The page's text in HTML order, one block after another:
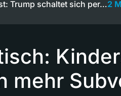
Trump schaltet sich per…2
mehr